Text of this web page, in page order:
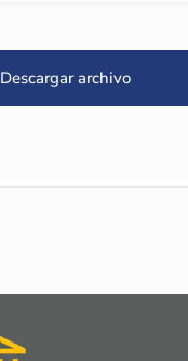
Descargar archivo